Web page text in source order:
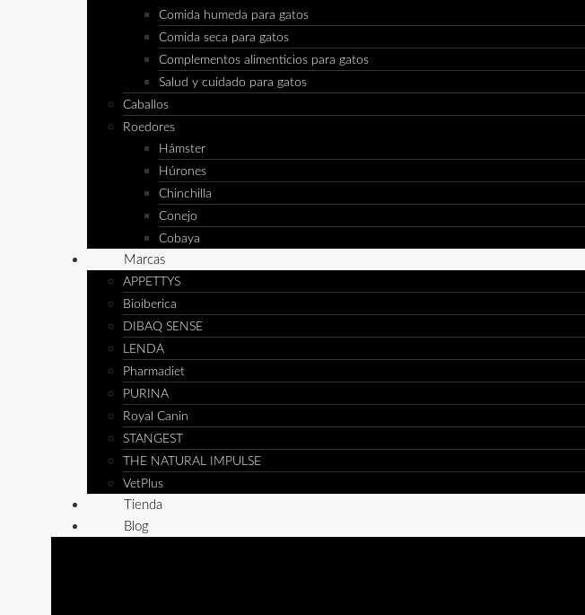
Comida humeda para gatos
Comida seca para gatos
Complementos alimenticios para gatos
Salud y cuidado para gatos
Caballos
Roedores
Hámster
Húrones
Chinchilla
Conejo
Cobaya
Marcas
APPETTYS
Bioiberica
DIBAQ SENSE
LENDA
Pharmadiet
PURINA
Royal Canin
STANGEST
THE NATURAL IMPULSE
VetPlus
Tienda
Blog